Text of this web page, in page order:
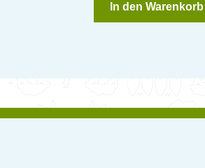
In den Warenkorb